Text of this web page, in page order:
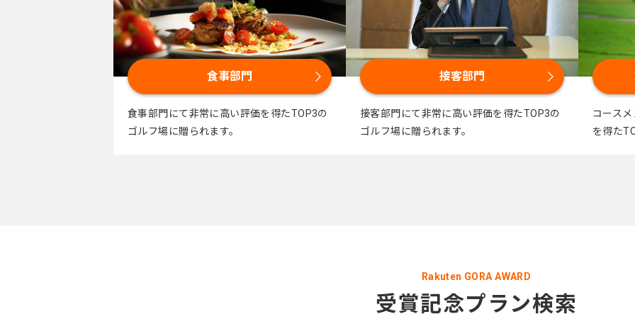
食事部門
食事部門にて非常に高い評価を得たTOP3の
ゴルフ場に贈られます。
接客部門
接客部門にて非常に高い評価を得たTOP3の
ゴルフ場に贈られます。
コース
を得た
Rakuten GORA AWARD
受賞記念プラン検索